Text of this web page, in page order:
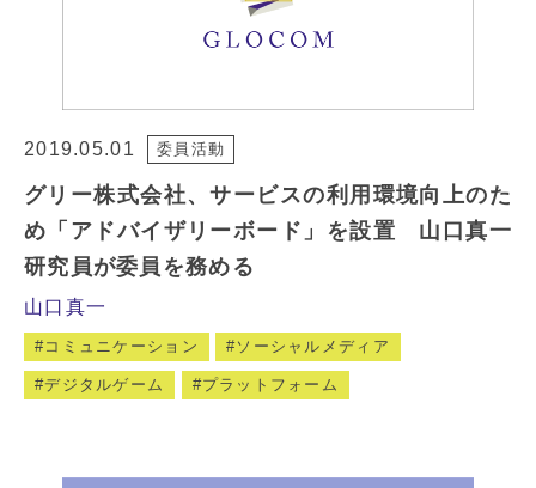
2019.05.01 委員活動
グリー株式会社、サービスの利用環境向上のた
め「アドバイザリーボード」を設置 山口真一
研究員が委員を務める
山口真一
コミュニケーション ソーシャルメディア
デジタルゲーム プラットフォーム